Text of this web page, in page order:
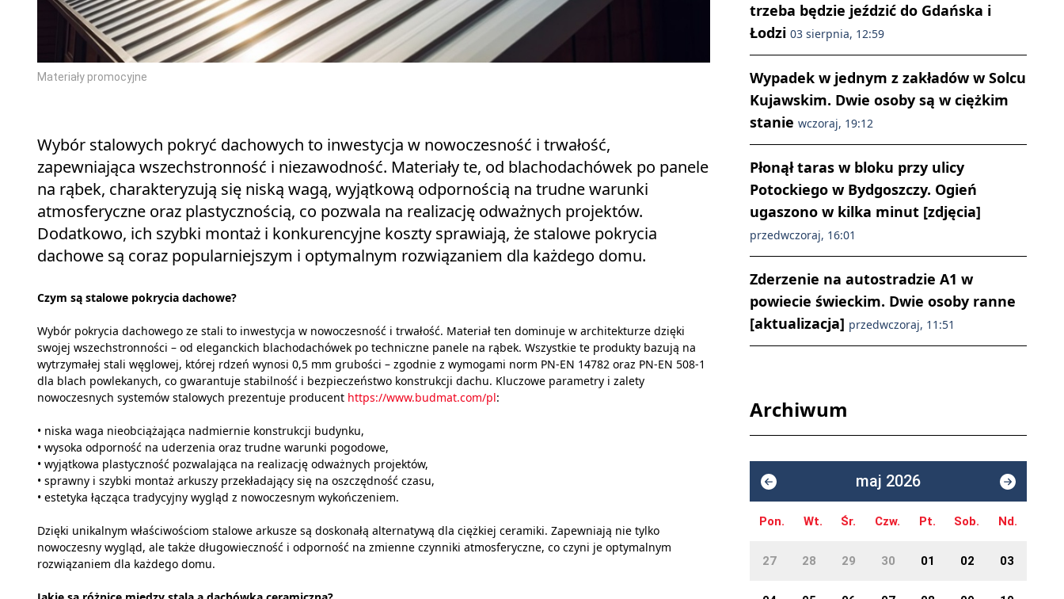
Materiały promocyjne
Wybór stalowych pokryć dachowych to inwestycja w nowoczesność i trwałość,
zapewniająca wszechstronność i niezawodność. Materiały te, od blachodachówek po panele
na rąbek, charakteryzują się niską wagą, wyjątkową odpornością na trudne warunki
atmosferyczne oraz plastycznością, co pozwala na realizację odważnych projektów.
Dodatkowo, ich szybki montaż i konkurencyjne koszty sprawiają, że stalowe pokrycia
dachowe są coraz popularniejszym i optymalnym rozwiązaniem dla każdego domu.
Czym są stalowe pokrycia dachowe?
Wybór pokrycia dachowego ze stali to inwestycja w nowoczesność i trwałość. Materiał ten dominuje w architekturze dzięki
swojej wszechstronności – od eleganckich blachodachówek po techniczne panele na rąbek. Wszystkie te produkty bazują na
wytrzymałej stali węglowej, której rdzeń wynosi 0,5 mm grubości – zgodnie z wymogami norm PN-EN 14782 oraz PN-EN 508-1
dla blach powlekanych, co gwarantuje stabilność i bezpieczeństwo konstrukcji dachu. Kluczowe parametry i zalety
nowoczesnych systemów stalowych prezentuje producent https://www.budmat.com/pl:
• niska waga nieobciążająca nadmiernie konstrukcji budynku,
• wysoka odporność na uderzenia oraz trudne warunki pogodowe,
• wyjątkowa plastyczność pozwalająca na realizację odważnych projektów,
• sprawny i szybki montaż arkuszy przekładający się na oszczędność czasu,
• estetyka łącząca tradycyjny wygląd z nowoczesnym wykończeniem.
Dzięki unikalnym właściwościom stalowe arkusze są doskonałą alternatywą dla ciężkiej ceramiki. Zapewniają nie tylko
nowoczesny wygląd, ale także długowieczność i odporność na zmienne czynniki atmosferyczne, co czyni je optymalnym
rozwiązaniem dla każdego domu.
trzeba będzie jeździć do Gdańska i
Łodzi 03 sierpnia, 12:59
Wypadek w jednym z zakładów w Solcu
Kujawskim. Dwie osoby są w ciężkim
stanie wczoraj, 19:12
Płonął taras w bloku przy ulicy
Potockiego w Bydgoszczy. Ogień
ugaszono w kilka minut [zdjęcia]
przedwczoraj, 16:01
Zderzenie na autostradzie A1 w
powiecie świeckim. Dwie osoby ranne
[aktualizacja] przedwczoraj, 11:51
Archiwum
maj 2026
Pon. Wt. Śr. Czw. Pt. Sob. Nd.
27 28 29 30 01 02 03